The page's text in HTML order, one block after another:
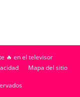
🔥 en el televisor
Mapa del sitio